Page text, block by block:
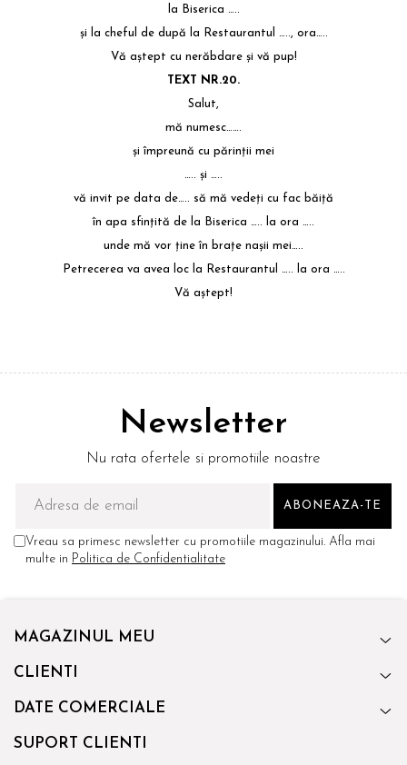
la Biserica …..
şi la cheful de după la Restaurantul ….., ora…..
Vă aştept cu nerăbdare şi vă pup!
TEXT NR.20.
Salut,
mă numesc…….
şi împreună cu părinţii mei
….. și …..
vă invit pe data de….. să mă vedeţi cu fac băiţă
în apa sfinţită de la Biserica ….. la ora …..
unde mă vor ţine în braţe naşii mei…..
Petrecerea va avea loc la Restaurantul ….. la ora …..
Vă aştept!
Newsletter
Nu rata ofertele si promotiile noastre
Vreau sa primesc newsletter cu promotiile magazinului. Afla mai
multe in Politica de Confidentialitate
MAGAZINUL MEU
CLIENTI
DATE COMERCIALE
SUPORT CLIENTI